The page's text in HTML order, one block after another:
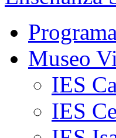
Programa
Museo
IES
IES